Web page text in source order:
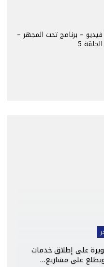
فيديو – برنامج تحت المجهر –
الحلقة 5
على إطلاق خدمات
على مشاريع…